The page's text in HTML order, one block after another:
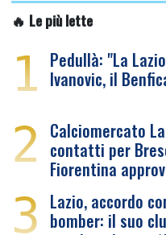
🔥 Le più lette
1 Pedullà: "La
Ivanovic, il
2 Calciomercato
contatti per
Fiorentina
3 Lazio, accordo
bomber: il suo